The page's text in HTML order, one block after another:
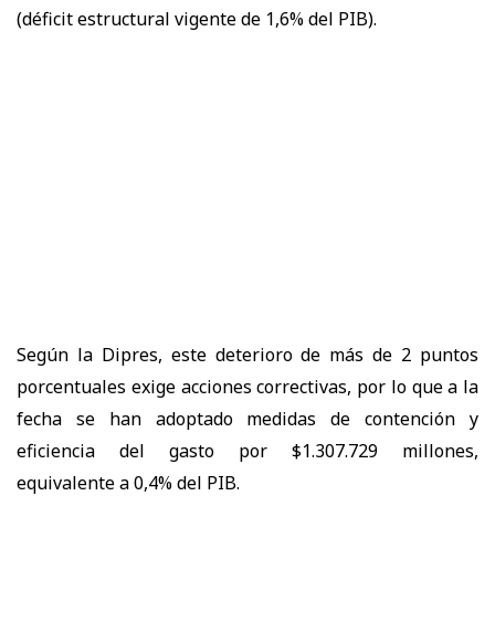
(déficit estructural vigente de 1,6% del PIB).
Según la Dipres, este deterioro de más de 2 puntos
porcentuales exige acciones correctivas, por lo que a la
fecha se han adoptado medidas de contención y
eficiencia del gasto por $1.307.729 millones,
equivalente a 0,4% del PIB.